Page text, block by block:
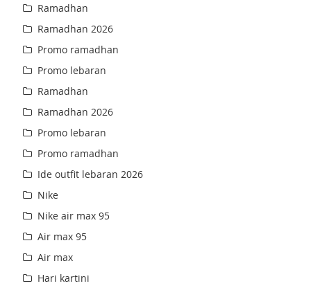
Ramadhan
Ramadhan 2026
Promo ramadhan
Promo lebaran
Ramadhan
Ramadhan 2026
Promo lebaran
Promo ramadhan
Ide outfit lebaran 2026
Nike
Nike air max 95
Air max 95
Air max
Hari kartini